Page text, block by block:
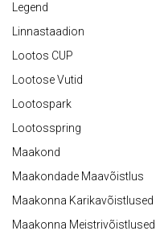
Legend
Linnastaadion
Lootos CUP
Lootose Vutid
Lootospark
Lootosspring
Maakond
Maakondade Maavõistlus
Maakonna Karikavõistlused
Maakonna Meistrivõistlused